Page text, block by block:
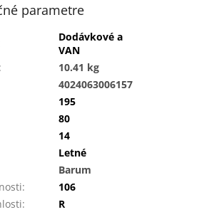
parametre
Dodávkové a
VAN
10.41 kg
4024063006157
195
80
14
Letné
Barum
:
106
:
R